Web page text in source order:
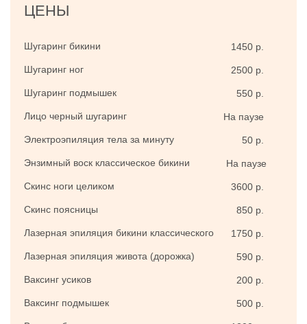
ЦЕНЫ
Шугаринг бикини 1450 р.
Шугаринг ног 2500 р.
Шугаринг подмышек 550 р.
Лицо черный шугаринг На паузе
Электроэпиляция тела за минуту 50 р.
Энзимный воск классическое бикини На паузе
Скинс ноги целиком 3600 р.
Скинс поясницы 850 р.
Лазерная эпиляция бикини классического 1750 р.
Лазерная эпиляция живота (дорожка) 590 р.
Ваксинг усиков 200 р.
Ваксинг подмышек 500 р.